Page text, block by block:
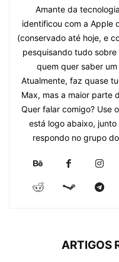
Amante da
identificou com a Apple
(conservado até hoje, e
pesquisando tudo
quem quer saber
Atualmente, faz quase
Max, mas a maior parte
Quer falar comigo? Use
está logo abaixo,
respondo no grupo
ARTIGOS